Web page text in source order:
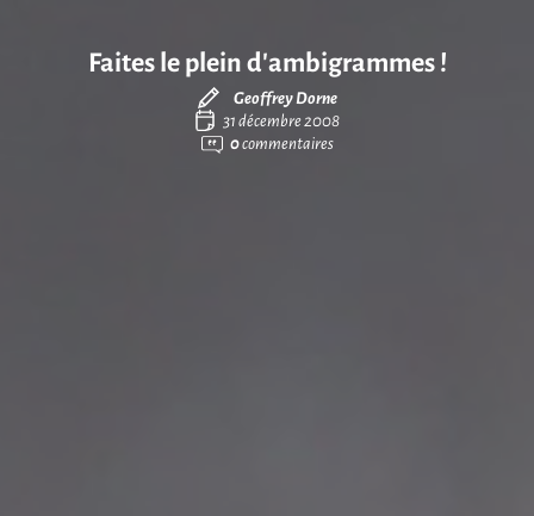
Faites le plein d’ambigrammes !
Geoffrey Dorne
31 décembre 2008
0commentaires